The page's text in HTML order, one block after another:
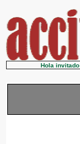
Hola invitado